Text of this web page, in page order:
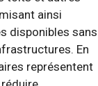
ainsi
disponibles sans
En
représentent